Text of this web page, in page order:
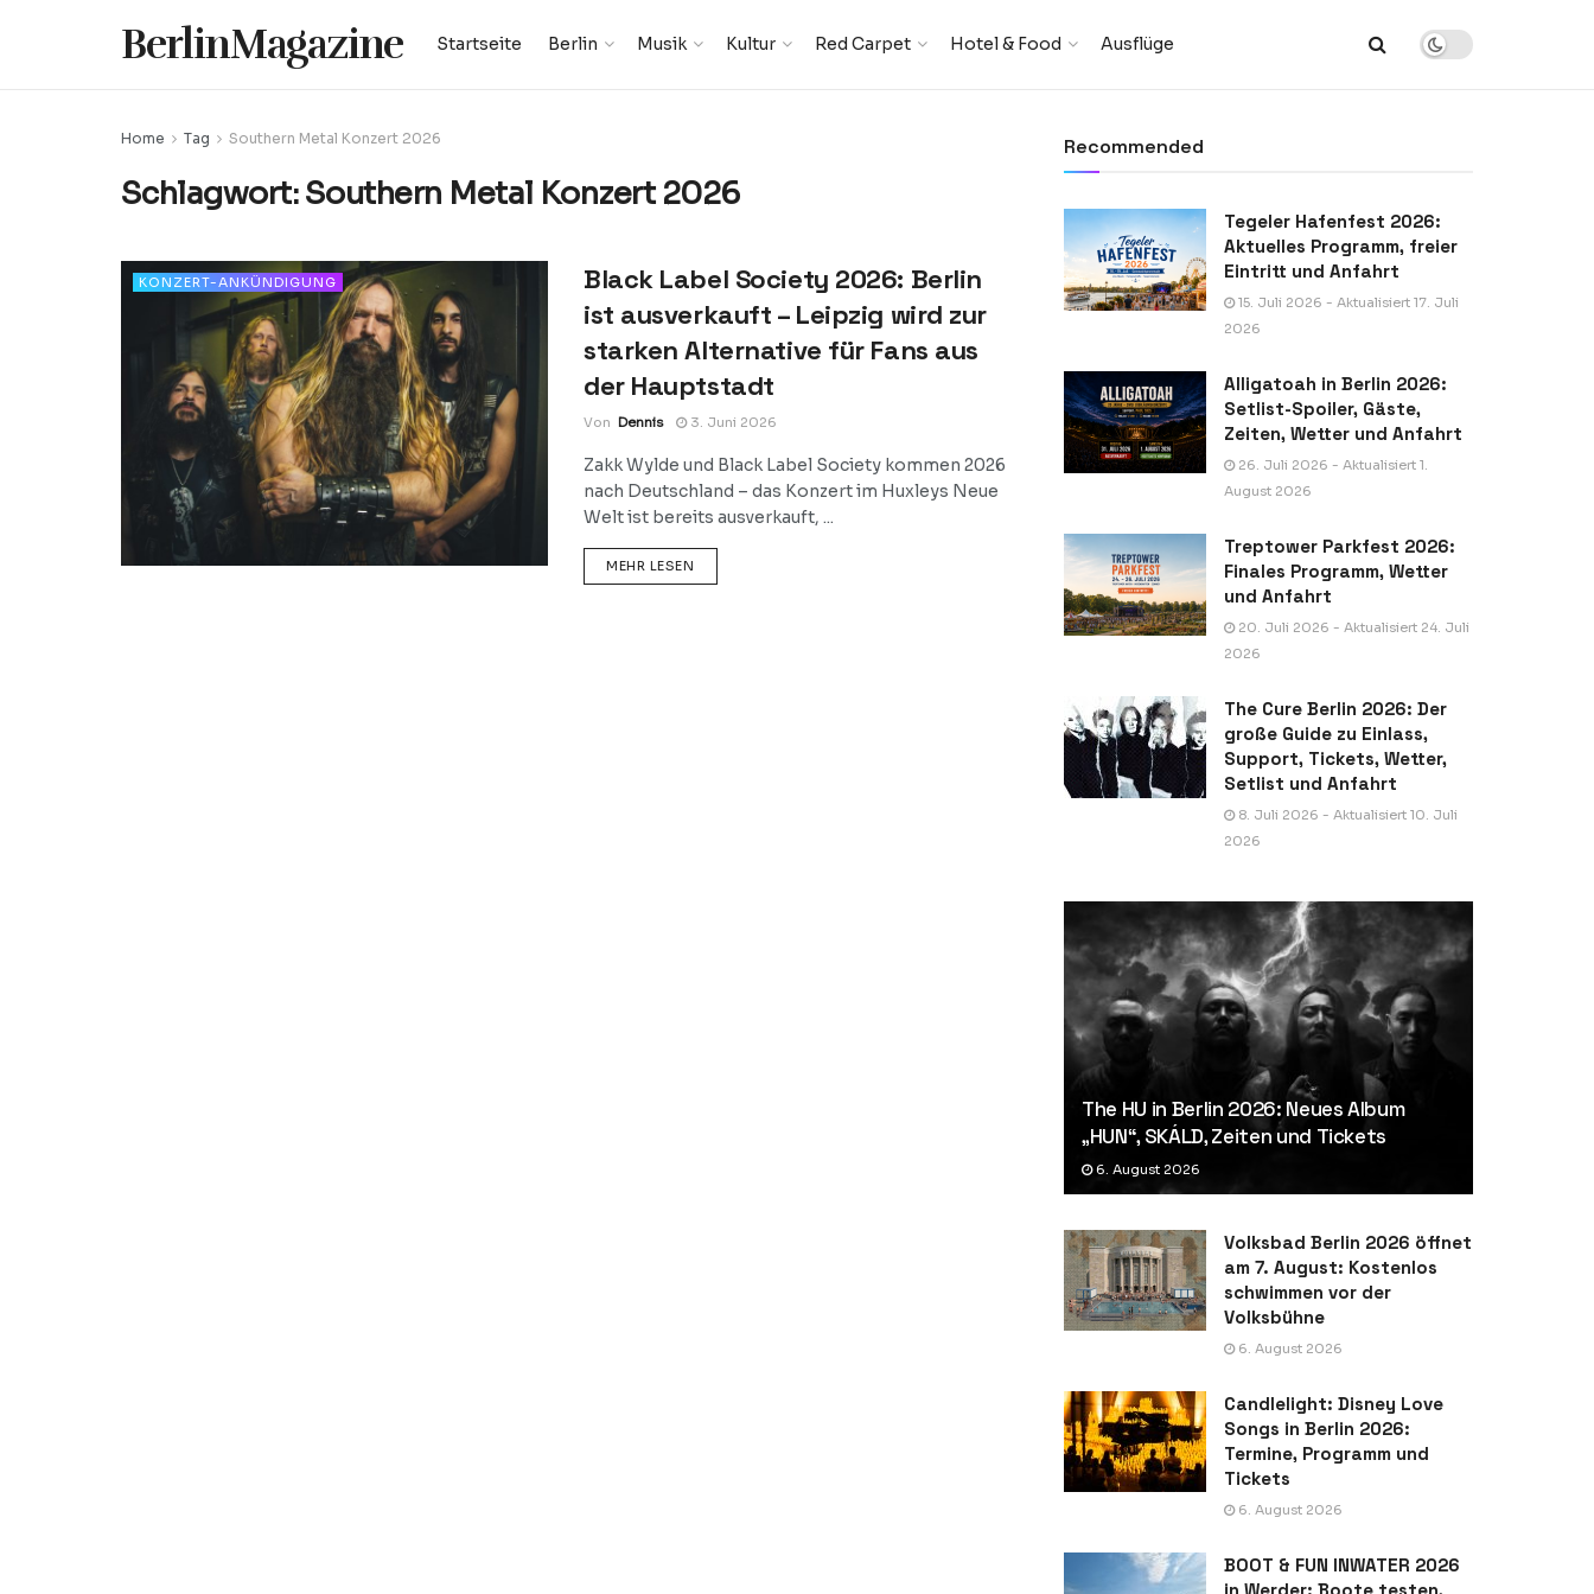
BerlinMagazine Startseite Berlin Musik Kultur Red Carpet Hotel & Food Ausflüge
Home Tag Southern Metal Konzert 2026
Schlagwort:Southern Metal Konzert 2026
KONZERT-ANKÜNDIGUNG
Black Label Society 2026: Berlin
ist ausverkauft – Leipzig wird zur
starken Alternative für Fans aus
der Hauptstadt
Von Dennis 3. Juni 2026
Zakk Wylde und Black Label Society kommen 2026
nach Deutschland – das Konzert im Huxleys Neue
Welt ist bereits ausverkauft, ...
MEHR LESEN
Recommended
Tegeler Hafenfest 2026:
Aktuelles Programm, freier
Eintritt und Anfahrt
15. Juli 2026 - Aktualisiert 17. Juli
2026
Alligatoah in Berlin 2026:
Setlist-Spoiler, Gäste,
Zeiten, Wetter und Anfahrt
26. Juli 2026 - Aktualisiert 1.
August 2026
Treptower Parkfest 2026:
Finales Programm, Wetter
und Anfahrt
20. Juli 2026 - Aktualisiert 24. Juli
2026
The Cure Berlin 2026: Der
große Guide zu Einlass,
Support, Tickets, Wetter,
Setlist und Anfahrt
8. Juli 2026 - Aktualisiert 10. Juli
2026
The HU in Berlin 2026: Neues Album
„HUN“, SKÁLD, Zeiten und Tickets
6. August 2026
Volksbad Berlin 2026 öffnet
am 7. August: Kostenlos
schwimmen vor der
Volksbühne
6. August 2026
Candlelight: Disney Love
Songs in Berlin 2026:
Termine, Programm und
Tickets
6. August 2026
BOOT & FUN INWATER 2026
in Werder: Boote testen,